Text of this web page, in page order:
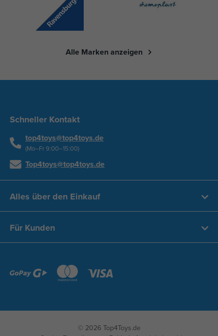
Alle Marken anzeigen
Schneller Kontakt
top4toys@top4toys.de
(Mo–Fr 9:00–15:00)
Top4toys@top4toys.de
Alles über den Einkauf
Für Kunden
© 2026 Top4Toys.de